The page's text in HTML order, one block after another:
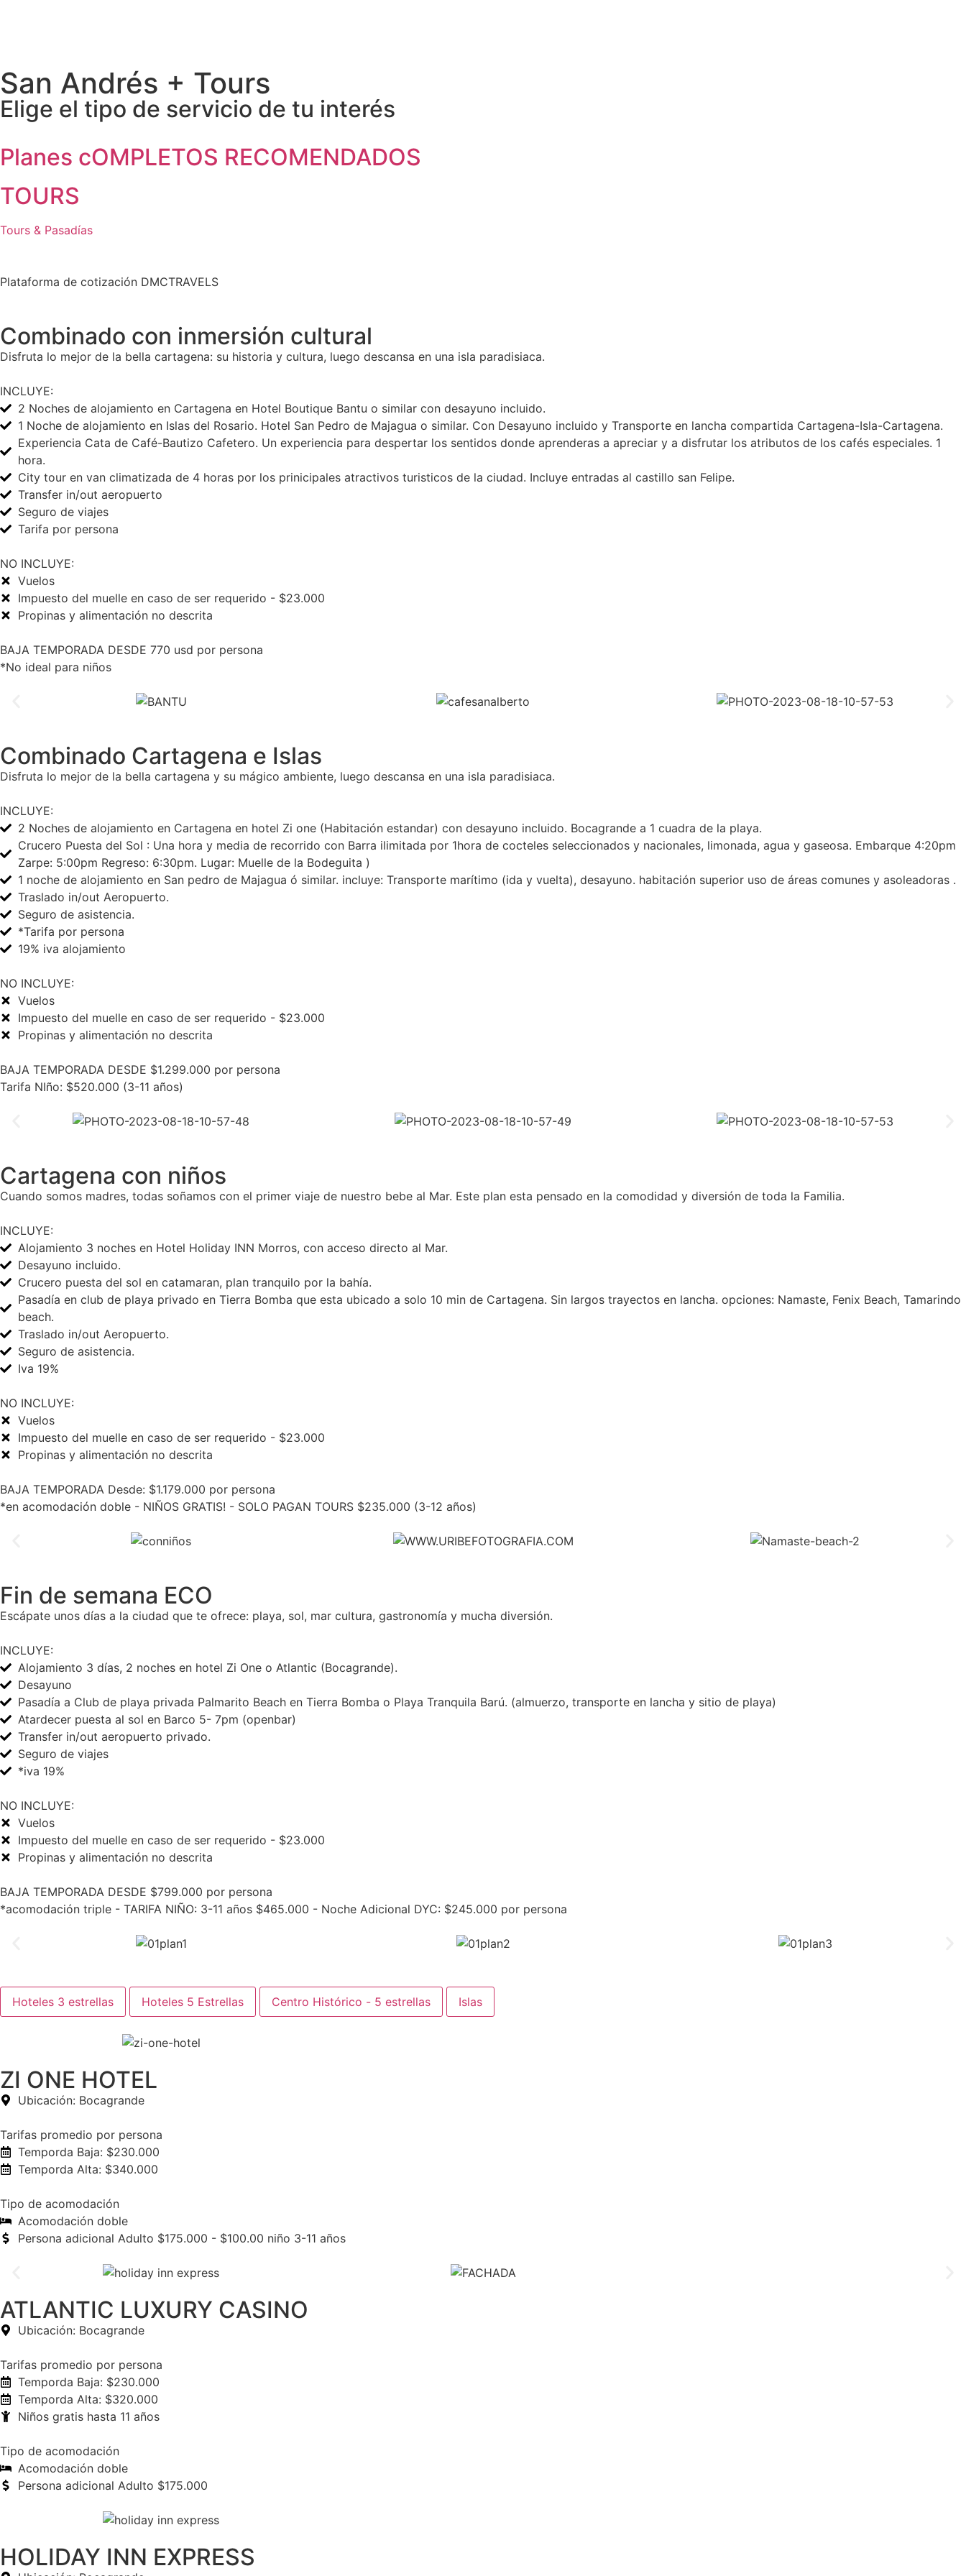
San Andrés + Tours
Elige el tipo de servicio de tu interés
Planes cOMPLETOS RECOMENDADOS
TOURS
Tours & Pasadías
Plataforma de cotización DMCTRAVELS
Combinado con inmersión cultural
Disfruta lo mejor de la bella cartagena: su historia y cultura, luego descansa en una isla paradisiaca.
INCLUYE:
2 Noches de alojamiento en Cartagena en Hotel Boutique Bantu o similar con desayuno incluido.
1 Noche de alojamiento en Islas del Rosario. Hotel San Pedro de Majagua o similar. Con Desayuno incluido y Transporte en lancha compartida Cartagena-Isla-Cartagena.
Experiencia Cata de Café-Bautizo Cafetero. Un experiencia para despertar los sentidos donde aprenderas a apreciar y a disfrutar los atributos de los cafés especiales. 1
hora.
City tour en van climatizada de 4 horas por los prinicipales atractivos turisticos de la ciudad. Incluye entradas al castillo san Felipe.
Transfer in/out aeropuerto
Seguro de viajes
Tarifa por persona
NO INCLUYE:
Vuelos
Impuesto del muelle en caso de ser requerido - $23.000
Propinas y alimentación no descrita
BAJA TEMPORADA DESDE 770 usd por persona
*No ideal para niños
Combinado Cartagena e Islas
Disfruta lo mejor de la bella cartagena y su mágico ambiente, luego descansa en una isla paradisiaca.
INCLUYE:
2 Noches de alojamiento en Cartagena en hotel Zi one (Habitación estandar) con desayuno incluido. Bocagrande a 1 cuadra de la playa.
Crucero Puesta del Sol : Una hora y media de recorrido con Barra ilimitada por 1hora de cocteles seleccionados y nacionales, limonada, agua y gaseosa. Embarque 4:20pm
Zarpe: 5:00pm Regreso: 6:30pm. Lugar: Muelle de la Bodeguita )
1 noche de alojamiento en San pedro de Majagua ó similar. incluye: Transporte marítimo (ida y vuelta), desayuno. habitación superior uso de áreas comunes y asoleadoras .
Traslado in/out Aeropuerto.
Seguro de asistencia.
*Tarifa por persona
19% iva alojamiento
NO INCLUYE:
Vuelos
Impuesto del muelle en caso de ser requerido - $23.000
Propinas y alimentación no descrita
BAJA TEMPORADA DESDE $1.299.000 por persona
Tarifa NIño: $520.000 (3-11 años)
Cartagena con niños
Cuando somos madres, todas soñamos con el primer viaje de nuestro bebe al Mar. Este plan esta pensado en la comodidad y diversión de toda la Familia.
INCLUYE:
Alojamiento 3 noches en Hotel Holiday INN Morros, con acceso directo al Mar.
Desayuno incluido.
Crucero puesta del sol en catamaran, plan tranquilo por la bahía.
Pasadía en club de playa privado en Tierra Bomba que esta ubicado a solo 10 min de Cartagena. Sin largos trayectos en lancha. opciones: Namaste, Fenix Beach, Tamarindo
beach.
Traslado in/out Aeropuerto.
Seguro de asistencia.
Iva 19%
NO INCLUYE:
Vuelos
Impuesto del muelle en caso de ser requerido - $23.000
Propinas y alimentación no descrita
BAJA TEMPORADA Desde: $1.179.000 por persona
*en acomodación doble - NIÑOS GRATIS! - SOLO PAGAN TOURS $235.000 (3-12 años)
Fin de semana ECO
Escápate unos días a la ciudad que te ofrece: playa, sol, mar cultura, gastronomía y mucha diversión.
INCLUYE:
Alojamiento 3 días, 2 noches en hotel Zi One o Atlantic (Bocagrande).
Desayuno
Pasadía a Club de playa privada Palmarito Beach en Tierra Bomba o Playa Tranquila Barú. (almuerzo, transporte en lancha y sitio de playa)
Atardecer puesta al sol en Barco 5- 7pm (openbar)
Transfer in/out aeropuerto privado.
Seguro de viajes
*iva 19%
NO INCLUYE:
Vuelos
Impuesto del muelle en caso de ser requerido - $23.000
Propinas y alimentación no descrita
BAJA TEMPORADA DESDE $799.000 por persona
*acomodación triple - TARIFA NIÑO: 3-11 años $465.000 - Noche Adicional DYC: $245.000 por persona
Hoteles 3 estrellas Hoteles 5 Estrellas Centro Histórico - 5 estrellas Islas
ZI ONE HOTEL
Ubicación: Bocagrande
Tarifas promedio por persona
Temporda Baja: $230.000
Temporda Alta: $340.000
Tipo de acomodación
Acomodación doble
Persona adicional Adulto $175.000 - $100.00 niño 3-11 años
ATLANTIC LUXURY CASINO
Ubicación: Bocagrande
Tarifas promedio por persona
Temporda Baja: $230.000
Temporda Alta: $320.000
Niños gratis hasta 11 años
Tipo de acomodación
Acomodación doble
Persona adicional Adulto $175.000
HOLIDAY INN EXPRESS